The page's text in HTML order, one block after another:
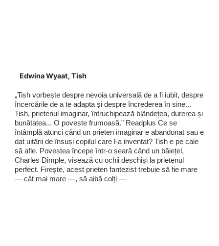
Edwina Wyaat, Tish
„Tish vorbește despre nevoia universală de a fi iubit, despre
încercările de a te adapta și despre încrederea în sine...
Tish, prietenul imaginar, întruchipează blândețea, durerea și
bunătatea... O poveste frumoasă." Readplus Ce se
întâmplă atunci când un prieten imaginar e abandonat sau e
dat uitării de însuși copilul care l-a inventat? Tish e pe cale
să afle. Povestea începe într-o seară când un băiețel,
Charles Dimple, visează cu ochii deschiși la prietenul
perfect. Firește, acest prieten fantezist trebuie să fie mare
— cât mai mare —, să aibă colți —